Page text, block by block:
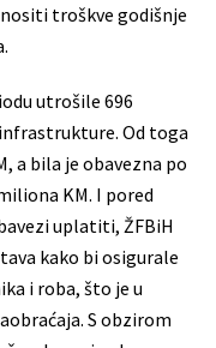
troškve godišnje
utrošile 696
Od toga
a bila je obavezna po
KM. I pored
uplatiti, ŽFBiH
kako bi osigurale
i roba, što je u
S obzirom